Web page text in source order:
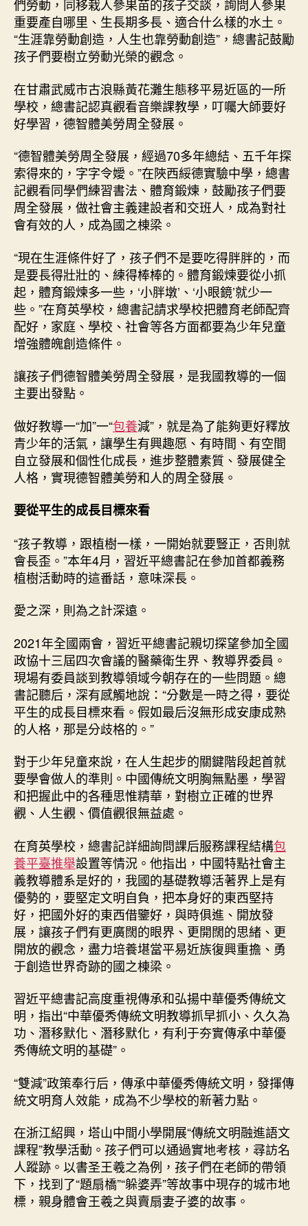
們勞動，同移栽人參果苗的孩子交談，詢問人參果
重要產自哪里、生長期多長、適合什么樣的水土。
“生涯靠勞動創造，人生也靠勞動創造”，總書記鼓勵
孩子們要樹立勞動光榮的觀念。
在甘肅武威市古浪縣黃花灘生態移平易近區的一所
學校，總書記認真觀看音樂課教學，叮囑大師要好
好學習，德智體美勞周全發展。
“德智體美勞周全發展，經過70多年總結、五千年探
索得來的，字字令嬡。”在陜西綏德實驗中學，總書
記觀看同學們練習書法、體育鍛煉，鼓勵孩子們要
周全發展，做社會主義建設者和交班人，成為對社
會有效的人，成為國之棟梁。
“現在生涯條件好了，孩子們不是要吃得胖胖的，而
是要長得壯壯的、練得棒棒的。體育鍛煉要從小抓
起，體育鍛煉多一些，‘小胖墩’、‘小眼鏡’就少一
些。”在育英學校，總書記請求學校把體育老師配齊
配好，家庭、學校、社會等各方面都要為少年兒童
增強體魄創造條件。
讓孩子們德智體美勞周全發展，是我國教導的一個
主要出發點。
做好教導一“加”一“包養減”，就是為了能夠更好釋放
青少年的活氣，讓學生有興趣愿、有時間、有空間
自立發展和個性化成長，進步整體素質、發展健全
人格，實現德智體美勞和人的周全發展。
要從平生的成長目標來看
“孩子教導，跟植樹一樣，一開始就要豎正，否則就
會長歪。”本年4月，習近平總書記在參加首都義務
植樹活動時的這番話，意味深長。
愛之深，則為之計深遠。
2021年全國兩會，習近平總書記親切探望參加全國
政協十三屆四次會議的醫藥衛生界、教導界委員。
現場有委員談到教導領域今朝存在的一些問題。總
書記聽后，深有感觸地說：“分數是一時之得，要從
平生的成長目標來看。假如最后沒無形成安康成熟
的人格，那是分歧格的。”
對于少年兒童來說，在人生起步的關鍵階段起首就
要學會做人的準則。中國傳統文明胸無點墨，學習
和把握此中的各種思惟精華，對樹立正確的世界
觀、人生觀、價值觀很無益處。
在育英學校，總書記詳細詢問課后服務課程結構包
養平臺推舉設置等情況。他指出，中國特點社會主
義教導體系是好的，我國的基礎教導活著界上是有
優勢的，要堅定文明自負，把本身好的東西堅持
好，把國外好的東西借鑒好，與時俱進、開放發
展，讓孩子們有更廣闊的眼界、更開闊的思緒、更
開放的觀念，盡力培養堪當平易近族復興重擔、勇
于創造世界奇跡的國之棟梁。
習近平總書記高度重視傳承和弘揚中華優秀傳統文
明，指出“中華優秀傳統文明教導抓早抓小、久久為
功、潛移默化、潛移默化，有利于夯實傳承中華優
秀傳統文明的基礎”。
“雙減”政策奉行后，傳承中華優秀傳統文明，發揮傳
統文明育人效能，成為不少學校的新著力點。
在浙江紹興，塔山中間小學開展“傳統文明融進語文
課程”教學活動。孩子們可以通過實地考核，尋訪名
人蹤跡。以書圣王羲之為例，孩子們在老師的帶領
下，找到了“題扇橋”“躲婆弄”等故事中現存的城市地
標，親身體會王羲之與賣扇妻子婆的故事。